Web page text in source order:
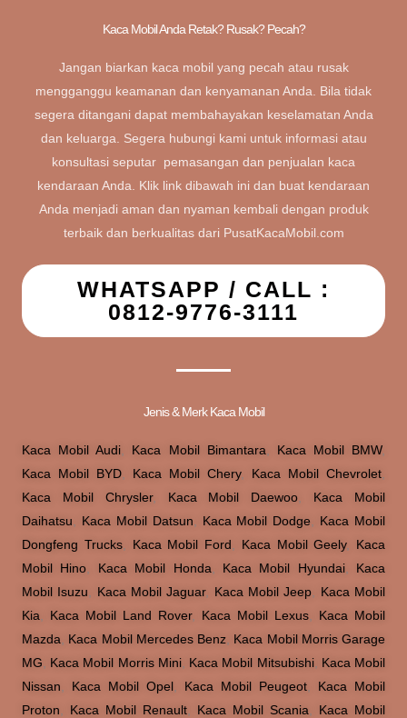
Kaca Mobil Anda Retak? Rusak? Pecah?
Jangan biarkan kaca mobil yang pecah atau rusak
mengganggu keamanan dan kenyamanan Anda. Bila tidak
segera ditangani dapat membahayakan keselamatan Anda
dan keluarga. Segera hubungi kami untuk informasi atau
konsultasi seputar pemasangan dan penjualan kaca
kendaraan Anda. Klik link dibawah ini dan buat kendaraan
Anda menjadi aman dan nyaman kembali dengan produk
terbaik dan berkualitas dari PusatKacaMobil.com
WHATSAPP / CALL :
0812-9776-3111
Jenis & Merk Kaca Mobil
Kaca Mobil Audi Kaca Mobil Bimantara Kaca Mobil BMW,
Kaca Mobil BYD
Kaca Mobil Chery, Kaca Mobil Chevrolet
Kaca Mobil Chrysler, Kaca Mobil Daewoo
Kaca Mobil
Daihatsu
Kaca Mobil Datsun Kaca Mobil Dodge
Kaca Mobil
Dongfeng Trucks, Kaca Mobil Ford Kaca Mobil Geely, Kaca
Mobil Hino
Kaca Mobil Honda Kaca Mobil Hyundai, Kaca
Mobil Isuzu
Kaca Mobil Jaguar, Kaca Mobil Jeep
Kaca Mobil
Kia
Kaca Mobil Land Rover, Kaca Mobil Lexus
Kaca Mobil
Mazda
Kaca Mobil Mercedes Benz Kaca Mobil Morris Garage
MG
Kaca Mobil Morris Mini, Kaca Mobil Mitsubishi, Kaca Mobil
Nissan
Kaca Mobil Opel Kaca Mobil Peugeot
Kaca Mobil
Proton
Kaca Mobil Renault Kaca Mobil Scania Kaca Mobil